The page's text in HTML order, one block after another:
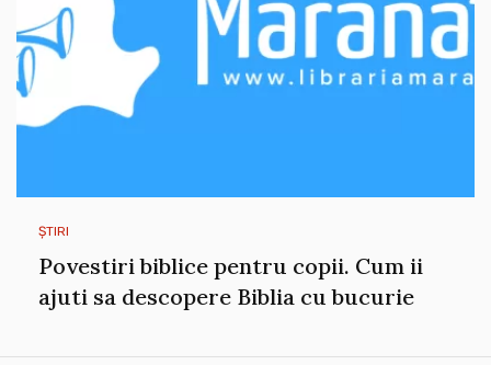
ȘTIRI
Povestiri biblice pentru copii. Cum ii
ajuti sa descopere Biblia cu bucurie